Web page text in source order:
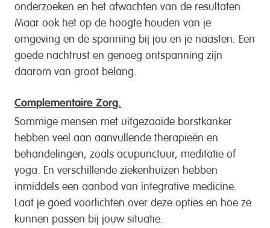
onderzoeken en het afwachten van de resultaten.
Maar ook het op de hoogte houden van je
omgeving en de spanning bij jou en je naasten. Een
goede nachtrust en genoeg ontspanning zijn
daarom van groot belang.
Complementaire Zorg.
Sommige mensen met uitgezaaide borstkanker
hebben veel aan aanvullende therapieën en
behandelingen, zoals acupunctuur, meditatie of
yoga. En verschillende ziekenhuizen hebben
inmiddels een aanbod van integrative medicine.
Laat je goed voorlichten over deze opties en hoe ze
kunnen passen bij jouw situatie.